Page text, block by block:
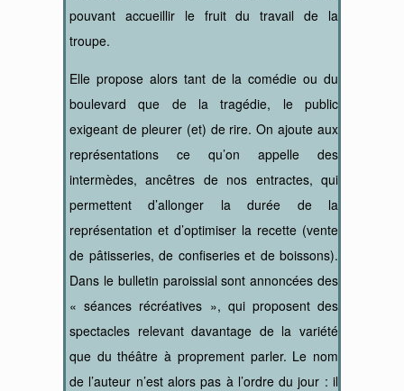
pouvant accueillir le fruit du travail de la
troupe.
Elle propose alors tant de la comédie ou du
boulevard que de la tragédie, le public
exigeant de pleurer (et) de rire. On ajoute aux
représentations ce qu’on appelle des
intermèdes, ancêtres de nos entractes, qui
permettent d’allonger la durée de la
représentation et d’optimiser la recette (vente
de pâtisseries, de confiseries et de boissons).
Dans le bulletin paroissial sont annoncées des
« séances récréatives », qui proposent des
spectacles relevant davantage de la variété
que du théâtre à proprement parler. Le nom
de l’auteur n’est alors pas à l’ordre du jour : il